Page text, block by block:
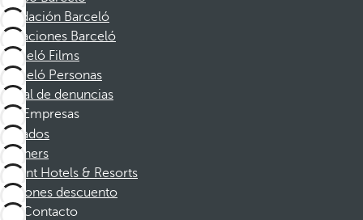
Fundación Barceló
Vacaciones Barceló
Barceló Films
Barceló Personas
Canal de denuncias
Empresas
Afiliados
Partners
Dorint Hotels & Resorts
Cupones descuento
Contacto